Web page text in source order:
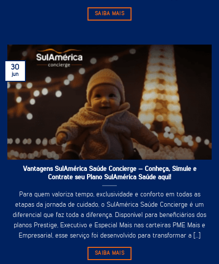
SAIBA MAIS
Vantagens SulAmérica Saúde Concierge – Conheça, Simule e
Contrate seu Plano SulAmérica Saúde aqui!
Para quem valoriza tempo, exclusividade e conforto em todas as
etapas da jornada de cuidado, o SulAmérica Saúde Concierge é um
diferencial que faz toda a diferença. Disponível para beneficiários dos
planos Prestige, Executivo e Especial Mais nas carteiras PME Mais e
Empresarial, esse serviço foi desenvolvido para transformar a [...]
SAIBA MAIS
30
jun